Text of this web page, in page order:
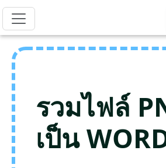
รวมไฟล์
เป็น